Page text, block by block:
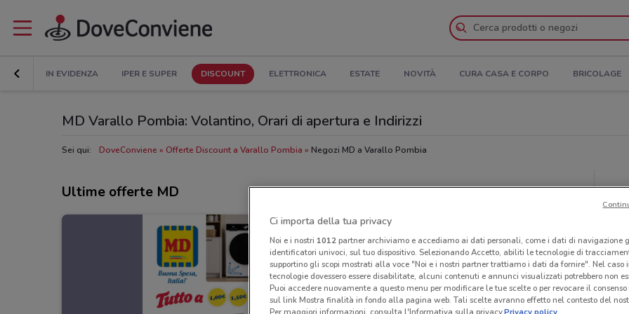
IN EVIDENZA IPER E SUPER DISCOUNT ELETTRONICA ESTATE NOVITÀ CURA CASA E CORPO BRICOLAGE
MD Varallo Pombia: Volantino, Orari di apertura e Indirizzi
Sei qui: DoveConviene Offerte Discount a Varallo Pombia Negozi MD a Varallo Pombia
Ultime offerte MD
Ci importa della tua privacy
Noi e i nostri 1012partner archiviamo e accediamo ai dati personali, come i dati di navigazione
identificatori univoci, sul tuo dispositivo. Selezionando Accetto, abiliti le tecnologie di
supportino gli scopi mostrati alla voce "Noi e i nostri partner trattiamo i dati da fornire". Nel caso
tecnologie dovessero essere disabilitate, alcuni contenuti e annunci visualizzati potrebbero non
Puoi accedere nuovamente a questo menu per modificare le tue scelte o per revocare il
sul link Mostra finalità in fondo alla pagina web. Tali scelte avranno effetto nel contesto del
Per maggiori informazioni, consulta l'Informativa sulla privacy.Privacy policy